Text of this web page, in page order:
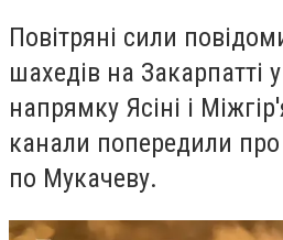
Повітряні сили
шахедів на Закарпатті у
напрямку Ясіні і
канали попередили
по Мукачеву.